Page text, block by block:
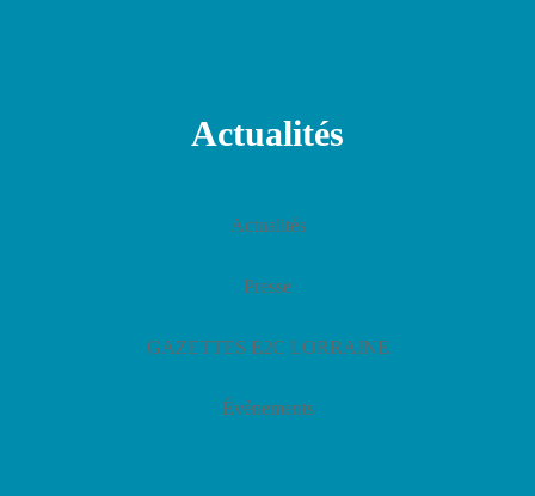
Actualités
Actualités
Presse
GAZETTES E2C LORRAINE
Événements